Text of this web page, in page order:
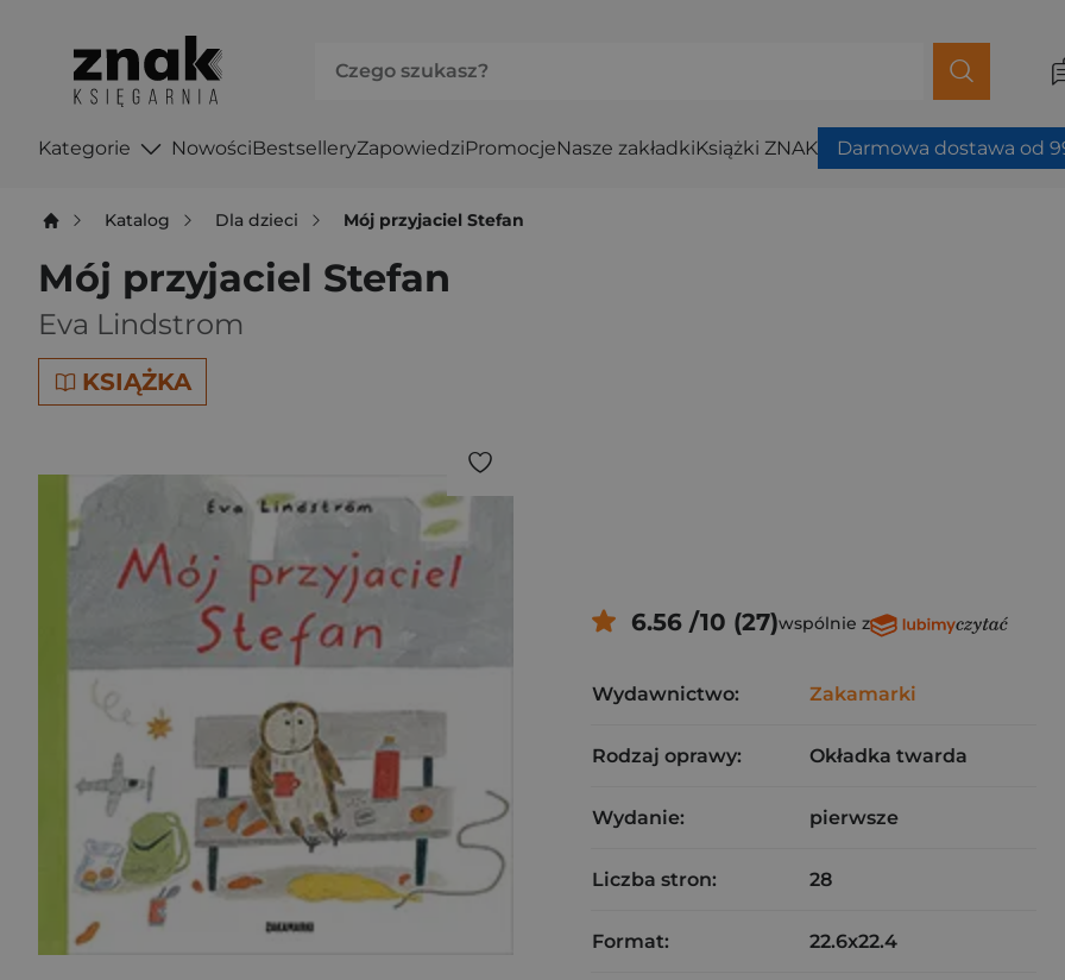
Kategorie NowościBestselleryZapowiedziPromocjeNasze zakładkiKsiążki ZNAK Darmowa dostawa od
Katalog Dla dzieci Mój przyjaciel Stefan
Mój przyjaciel Stefan
Eva Lindstrom
KSIĄŻKA
6.56 /10 (27)wspólnie z
Wydawnictwo: Zakamarki
Rodzaj oprawy: Okładka twarda
Wydanie: pierwsze
Liczba stron: 28
Format: 22.6x22.4